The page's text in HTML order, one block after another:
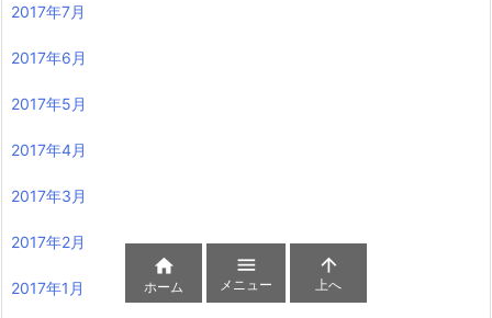
2017年7月
2017年6月
2017年5月
2017年4月
2017年3月
2017年2月
2017年1月

ホーム

メニュー

上へ